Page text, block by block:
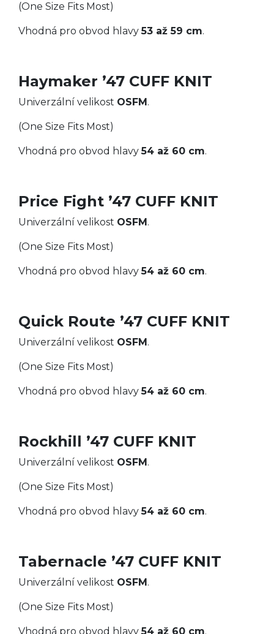
(One Size Fits Most)
Vhodná pro obvod hlavy53 až 59 cm.
Haymaker ’47 CUFF KNIT
Univerzální velikost OSFM.
(One Size Fits Most)
Vhodná pro obvod hlavy54 až 60 cm.
Price Fight ’47 CUFF KNIT
Univerzální velikost OSFM.
(One Size Fits Most)
Vhodná pro obvod hlavy54 až 60 cm.
Quick Route ’47 CUFF KNIT
Univerzální velikost OSFM.
(One Size Fits Most)
Vhodná pro obvod hlavy54 až 60 cm.
Rockhill ’47 CUFF KNIT
Univerzální velikost OSFM.
(One Size Fits Most)
Vhodná pro obvod hlavy54 až 60 cm.
Tabernacle ’47 CUFF KNIT
Univerzální velikost OSFM.
(One Size Fits Most)
Vhodná pro obvod hlavy54 až 60 cm.